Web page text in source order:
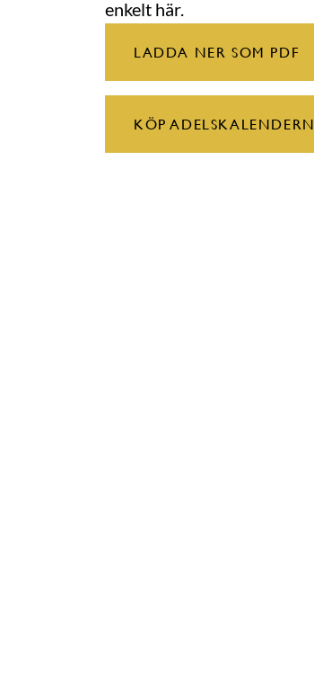
enkelt här.
LADDA NER SOM PDF
KÖP ADELSKALENDERN